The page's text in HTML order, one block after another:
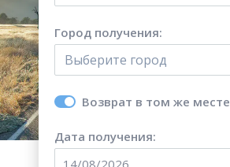
Город получения:
Выберите город
Возврат в том же месте
Дата получения: